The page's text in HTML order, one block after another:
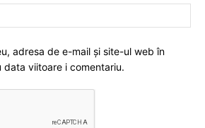
adresa de e-mail și site-ul web în
viitoare i comentariu.